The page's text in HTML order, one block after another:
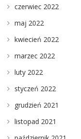
czerwiec 2022
maj 2022
kwiecień 2022
marzec 2022
luty 2022
styczeń 2022
grudzień 2021
listopad 2021